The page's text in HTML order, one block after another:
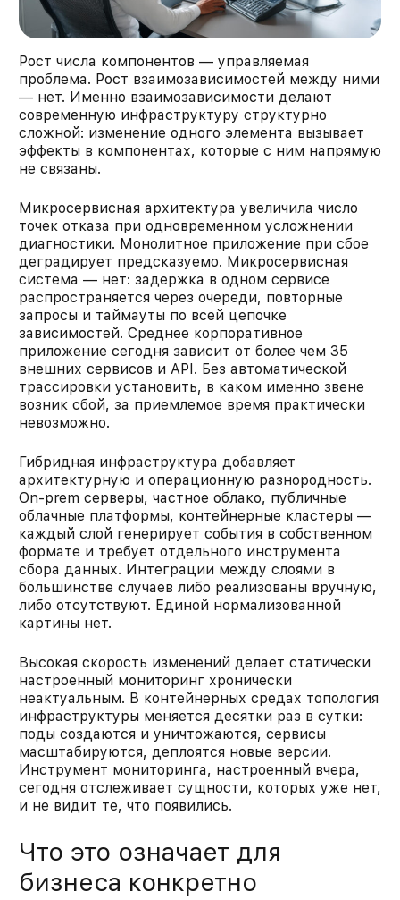
Рост числа компонентов — управляемая
проблема. Рост взаимозависимостей между ними
— нет. Именно взаимозависимости делают
современную инфраструктуру структурно
сложной: изменение одного элемента вызывает
эффекты в компонентах, которые с ним напрямую
не связаны.
Микросервисная архитектура увеличила число
точек отказа при одновременном усложнении
диагностики. Монолитное приложение при сбое
деградирует предсказуемо. Микросервисная
система — нет: задержка в одном сервисе
распространяется через очереди, повторные
запросы и таймауты по всей цепочке
зависимостей. Среднее корпоративное
приложение сегодня зависит от более чем 35
внешних сервисов и API. Без автоматической
трассировки установить, в каком именно звене
возник сбой, за приемлемое время практически
невозможно.
Гибридная инфраструктура добавляет
архитектурную и операционную разнородность.
On-prem серверы, частное облако, публичные
облачные платформы, контейнерные кластеры —
каждый слой генерирует события в собственном
формате и требует отдельного инструмента
сбора данных. Интеграции между слоями в
большинстве случаев либо реализованы вручную,
либо отсутствуют. Единой нормализованной
картины нет.
Высокая скорость изменений делает статически
настроенный мониторинг хронически
неактуальным. В контейнерных средах топология
инфраструктуры меняется десятки раз в сутки:
поды создаются и уничтожаются, сервисы
масштабируются, деплоятся новые версии.
Инструмент мониторинга, настроенный вчера,
сегодня отслеживает сущности, которых уже нет,
и не видит те, что появились.
Что это означает для
бизнеса конкретно